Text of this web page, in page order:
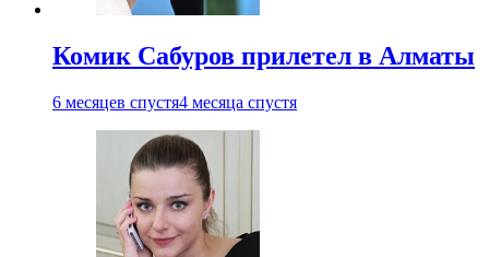
Комик Сабуров прилетел в Алматы
6 месяцев спустя4 месяца спустя